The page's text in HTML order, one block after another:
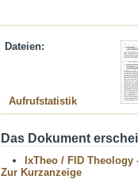
Dateien:
Aufrufstatistik
Das Dokument
IxTheo / FID Theology
Zur Kurzanzeige